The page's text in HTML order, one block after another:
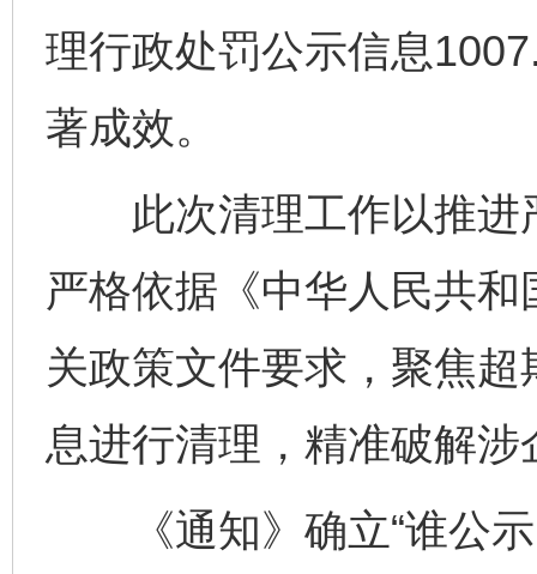
理行政处罚公示信息
著成效。
此次清理工作以推进
严格依据《中华人民共
关政策文件要求，聚焦
息进行清理，精准破解
《通知》确立“谁公示